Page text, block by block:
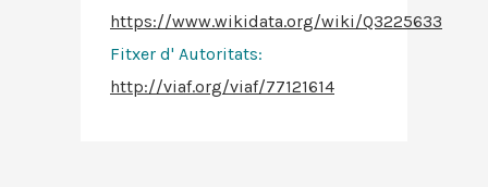
https://www.wikidata.org/wiki/Q3225633
Fitxer d' Autoritats:
http://viaf.org/viaf/77121614